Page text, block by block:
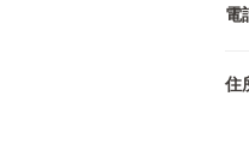
電
住